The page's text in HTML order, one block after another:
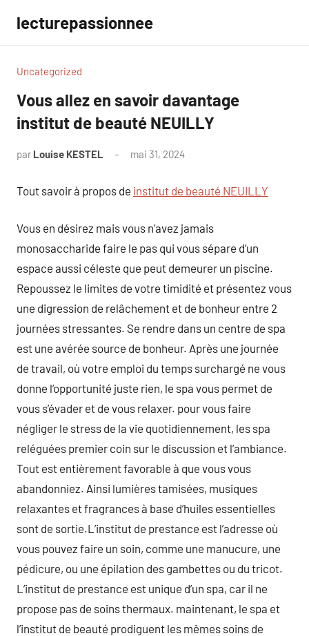
contenu
lecturepassionnee
Uncategorized
Vous allez en savoir davantage
institut de beauté NEUILLY
par Louise KESTEL mai 31, 2024
Tout savoir à propos de institut de beauté NEUILLY
Vous en désirez mais vous n’avez jamais
monosaccharide faire le pas qui vous sépare d’un
espace aussi céleste que peut demeurer un piscine.
Repoussez le limites de votre timidité et présentez vous
une digression de relâchement et de bonheur entre 2
journées stressantes. Se rendre dans un centre de spa
est une avérée source de bonheur. Après une journée
de travail, où votre emploi du temps surchargé ne vous
donne l’opportunité juste rien, le spa vous permet de
vous s’évader et de vous relaxer. pour vous faire
négliger le stress de la vie quotidiennement, les spa
reléguées premier coin sur le discussion et l’ambiance.
Tout est entièrement favorable à que vous vous
abandonniez. Ainsi lumières tamisées, musiques
relaxantes et fragrances à base d’huiles essentielles
sont de sortie.L’institut de prestance est l’adresse où
vous pouvez faire un soin, comme une manucure, une
pédicure, ou une épilation des gambettes ou du tricot.
L’institut de prestance est unique d’un spa, car il ne
propose pas de soins thermaux. maintenant, le spa et
l’institut de beauté prodiguent les mêmes soins de